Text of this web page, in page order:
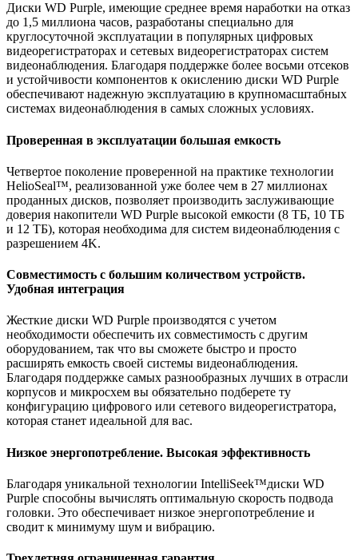
Диски WD Purple, имеющие среднее время наработки на отказ
до 1,5 миллиона часов, разработаны специально для
круглосуточной эксплуатации в популярных цифровых
видеорегистраторах и сетевых видеорегистраторах систем
видеонаблюдения. Благодаря поддержке более восьми отсеков
и устойчивости компонентов к окислению диски WD Purple
обеспечивают надежную эксплуатацию в крупномасштабных
системах видеонаблюдения в самых сложных условиях.
Проверенная в эксплуатации большая емкость
Четвертое поколение проверенной на практике технологии
HelioSeal™, реализованной уже более чем в 27 миллионах
проданных дисков, позволяет производить заслуживающие
доверия накопители WD Purple высокой емкости (8 ТБ, 10 ТБ
и 12 ТБ), которая необходима для систем видеонаблюдения с
разрешением 4K.
Совместимость с большим количеством устройств.
Удобная интеграция
Жесткие диски WD Purple производятся с учетом
необходимости обеспечить их совместимость с другим
оборудованием, так что вы сможете быстро и просто
расширять емкость своей системы видеонаблюдения.
Благодаря поддержке самых разнообразных лучших в отрасли
корпусов и микросхем вы обязательно подберете ту
конфигурацию цифрового или сетевого видеорегистратора,
которая станет идеальной для вас.
Низкое энергопотребление. Высокая эффективность
Благодаря уникальной технологии IntelliSeek™диски WD
Purple способны вычислять оптимальную скорость подвода
головки. Это обеспечивает низкое энергопотребление и
сводит к минимуму шум и вибрацию.